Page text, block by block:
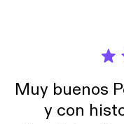
Muy buenos
y con